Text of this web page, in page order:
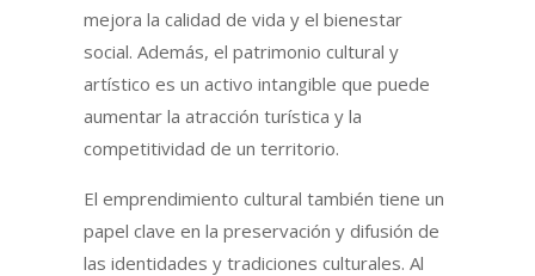
mejora la calidad de vida y el bienestar
social. Además, el patrimonio cultural y
artístico es un activo intangible que puede
aumentar la atracción turística y la
competitividad de un territorio.
El emprendimiento cultural también tiene un
papel clave en la preservación y difusión de
las identidades y tradiciones culturales. Al